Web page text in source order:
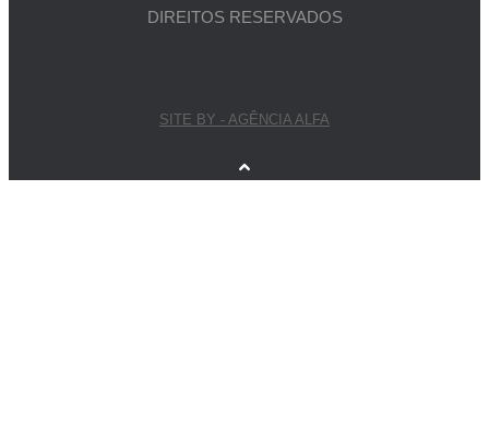
DIREITOS RESERVADOS
SITE BY - AGÊNCIA ALFA